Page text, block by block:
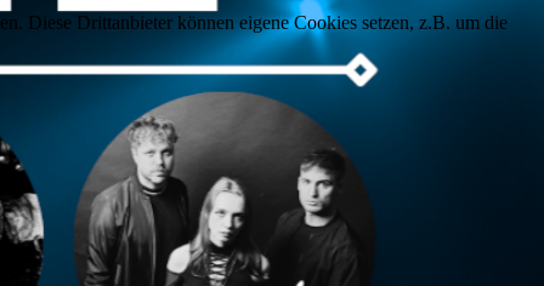
Diese Drittanbieter können eigene Cookies setzen, z.B. um die